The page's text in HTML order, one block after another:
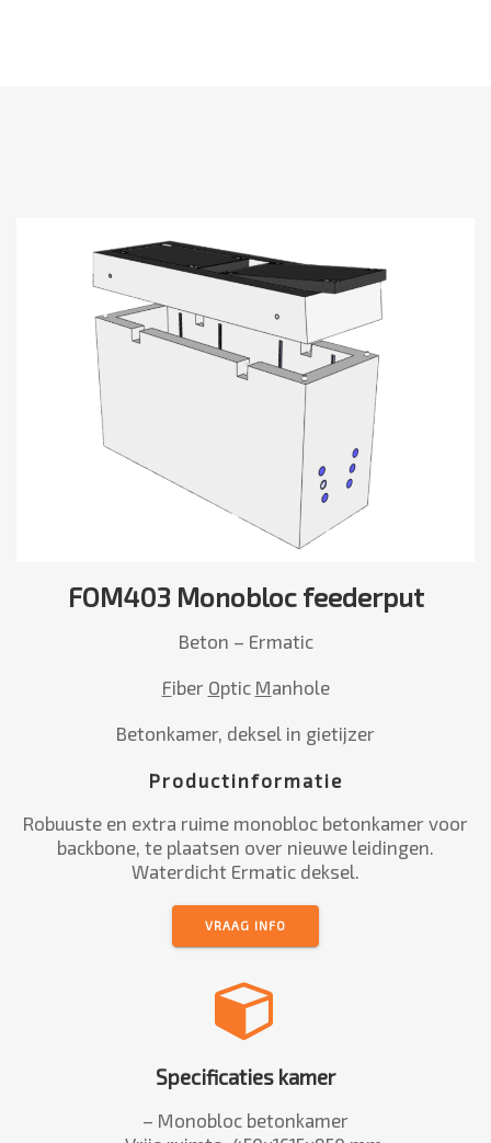
FOM403 Monobloc feederput
Beton – Ermatic
Fiber Optic Manhole
Betonkamer, deksel in gietijzer
Productinformatie
Robuuste en extra ruime monobloc betonkamer voor
backbone, te plaatsen over nieuwe leidingen.
Waterdicht Ermatic deksel.
VRAAG INFO
Specificaties kamer
– Monobloc betonkamer